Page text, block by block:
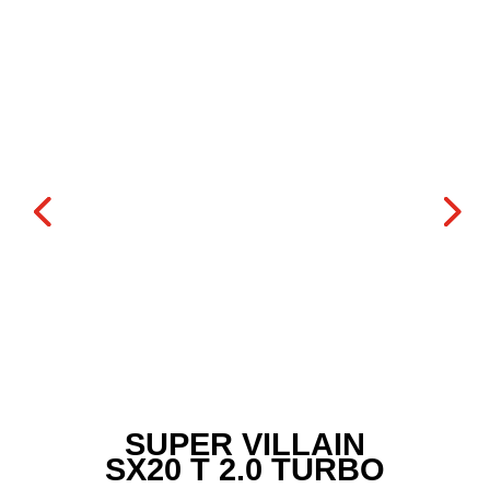
SUPER VILLAIN
SX20 T 2.0 TURBO